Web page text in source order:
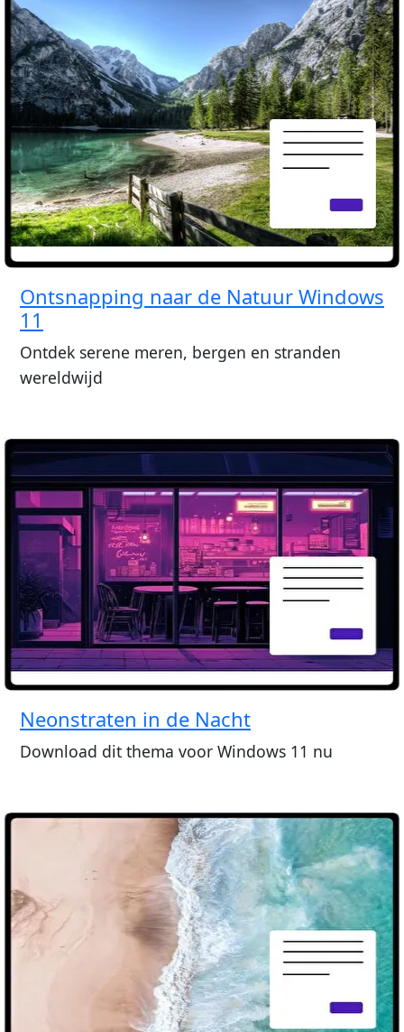
Ontsnapping naar de Natuur Windows
11
Ontdek serene meren, bergen en stranden
wereldwijd
Neonstraten in de Nacht
Download dit thema voor Windows 11 nu